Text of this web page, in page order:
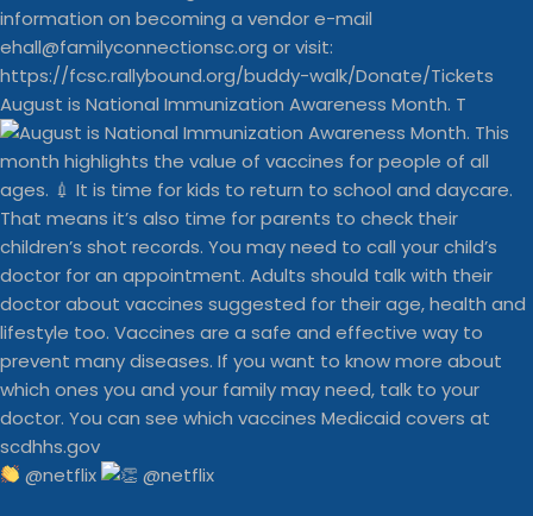
August is National Immunization Awareness Month. T
@netflix